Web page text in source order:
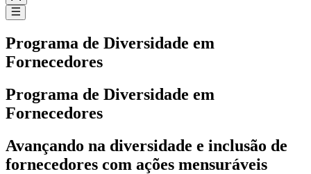
Programa de Diversidade em
Fornecedores
Programa de Diversidade em
Fornecedores
Avançando na diversidade e inclusão de
fornecedores com ações mensuráveis